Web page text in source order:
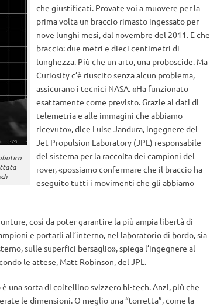
che giustificati. Provate voi a muovere per la
prima volta un braccio rimasto ingessato per
nove lunghi mesi, dal novembre del 2011. E che
braccio: due metri e dieci centimetri di
lunghezza. Più che un arto, una proboscide. Ma
Curiosity c’è riuscito senza alcun problema,
assicurano i tecnici NASA. «Ha funzionato
esattamente come previsto. Grazie ai dati di
telemetria e alle immagini che abbiamo
ricevuto», dice Luise Jandura, ingegnere del
Jet Propulsion Laboratory (JPL) responsabile
del sistema per la raccolta dei campioni del
rover, «possiamo confermare che il braccio ha
eseguito tutti i movimenti che gli abbiamo
così da poter garantire la più ampia libertà di
e portarli all’interno, nel laboratorio di bordo, sia
sulle superfici bersaglio», spiega l’ingegnere al
le attese, Matt Robinson, del JPL.
una sorta di coltellino svizzero hi-tech. Anzi, più che
le dimensioni. O meglio una “torretta”, come la